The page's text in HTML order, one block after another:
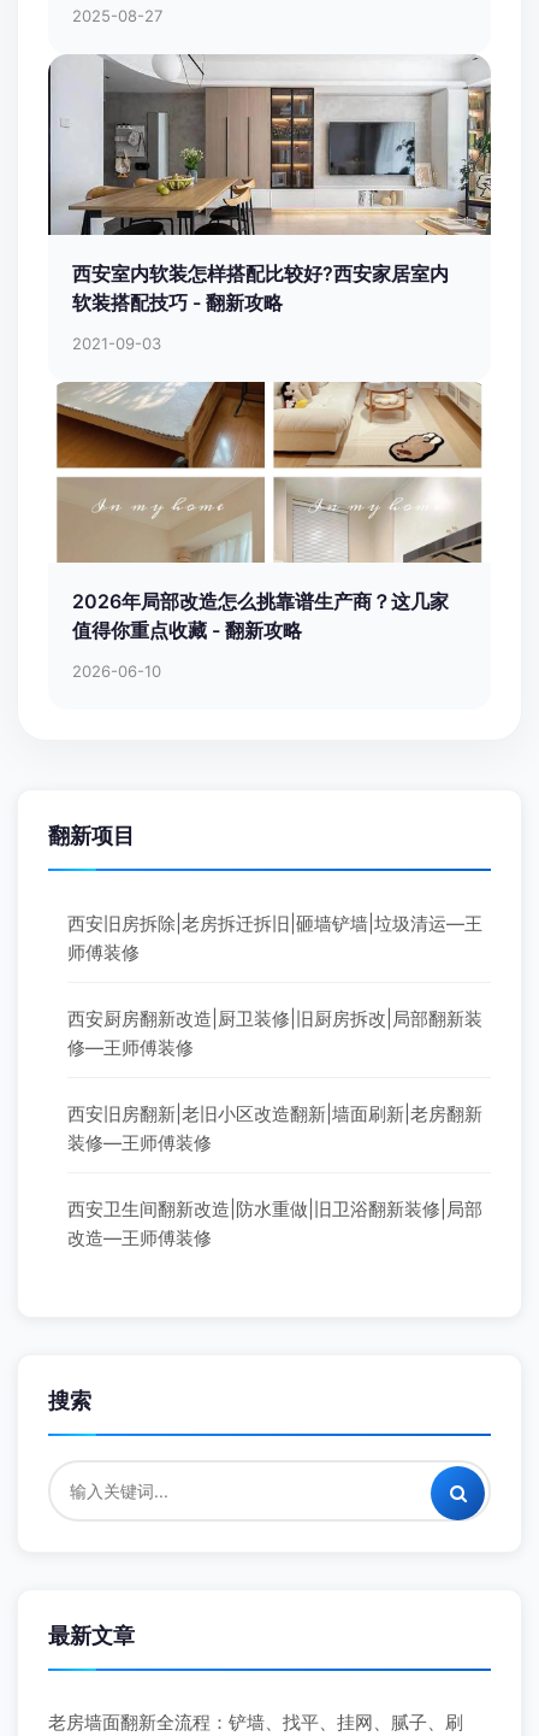
2025-08-27
西安室内软装怎样搭配比较好?西安家居室内
软装搭配技巧 - 翻新攻略
2021-09-03
2026年局部改造怎么挑靠谱生产商？这几家
值得你重点收藏 - 翻新攻略
2026-06-10
翻新项目
西安旧房拆除|老房拆迁拆旧|砸墙铲墙|垃圾清运—王
师傅装修
西安厨房翻新改造|厨卫装修|旧厨房拆改|局部翻新装
修—王师傅装修
西安旧房翻新|老旧小区改造翻新|墙面刷新|老房翻新
装修—王师傅装修
西安卫生间翻新改造|防水重做|旧卫浴翻新装修|局部
改造—王师傅装修
搜索
最新文章
老房墙面翻新全流程：铲墙、找平、挂网、腻子、刷